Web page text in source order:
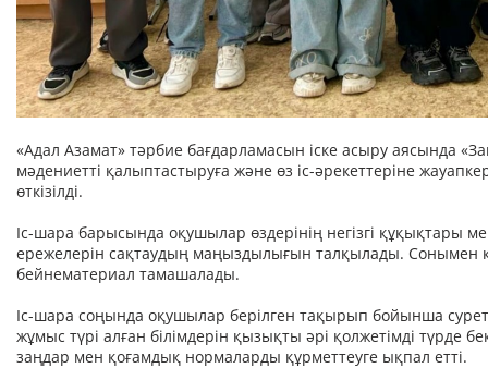
«Адал Азамат» тәрбие бағдарламасын іске асыру аясында
мәдениетті қалыптастыруға және өз іс-әрекеттеріне
өткізілді.
Іс-шара барысында оқушылар өздерінің негізгі құқықтары
ережелерін сақтаудың маңыздылығын талқылады. Сонымен
бейнематериал тамашалады.
Іс-шара соңында оқушылар берілген тақырып бойынша
жұмыс түрі алған білімдерін қызықты әрі қолжетімді түрде
заңдар мен қоғамдық нормаларды құрметтеуге ықпал етті.